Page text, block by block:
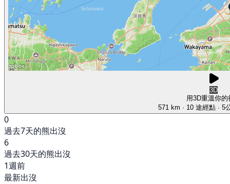
3D
用3D重溫你的
571 km · 10 途經點 · 5
0
過去7天的熊出沒
6
過去30天的熊出沒
1週前
最新出沒